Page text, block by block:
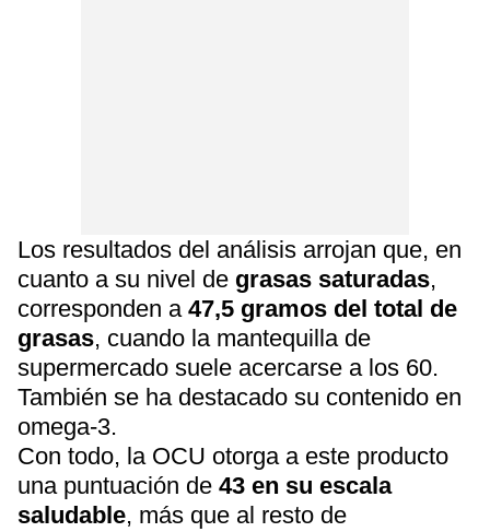
Los resultados del análisis arrojan que, en
cuanto a su nivel de grasas saturadas,
corresponden a47,5 gramos del total de
grasas, cuando la mantequilla de
supermercado suele acercarse a los 60.
También se ha destacado su contenido en
omega-3.
Con todo, la OCU otorga a este producto
una puntuación de 43 en su escala
saludable, más que al resto de